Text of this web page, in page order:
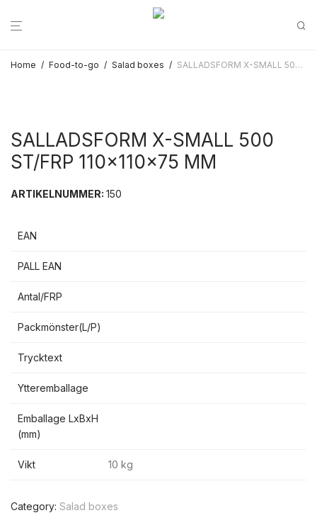
Home / Food-to-go / Salad boxes / SALLADSFORM X-SMALL 500 ST/FRP 110x110x75 MM
SALLADSFORM X-SMALL 500
ST/FRP 110x110x75 MM
ARTIKELNUMMER: 150
EAN
PALL EAN
Antal/FRP
Packmönster(L/P)
Trycktext
Ytteremballage
Emballage LxBxH
(mm)
Vikt 10 kg
Category: Salad boxes